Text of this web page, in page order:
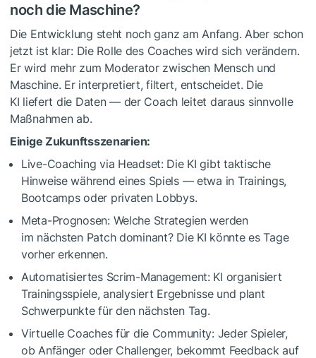
noch die Maschine?
Die Entwicklung steht noch ganz am Anfang. Aber schon
jetzt ist klar: Die Rolle des Coaches wird sich verändern.
Er wird mehr zum Moderator zwischen Mensch und
Maschine. Er interpretiert, filtert, entscheidet. Die
KI liefert die Daten — der Coach leitet daraus sinnvolle
Maßnahmen ab.
Einige Zukunftsszenarien:
Live-Coaching via Headset: Die KI gibt taktische
Hinweise während eines Spiels — etwa in Trainings,
Bootcamps oder privaten Lobbys.
Meta-Prognosen: Welche Strategien werden
im nächsten Patch dominant? Die KI könnte es Tage
vorher erkennen.
Automatisiertes Scrim-Management: KI organisiert
Trainingsspiele, analysiert Ergebnisse und plant
Schwerpunkte für den nächsten Tag.
Virtuelle Coaches für die Community: Jeder Spieler,
ob Anfänger oder Challenger, bekommt Feedback auf